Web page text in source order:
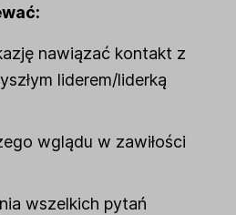
nawiązać kontakt z
liderem/liderką
wglądu w zawiłości
wszelkich pytań